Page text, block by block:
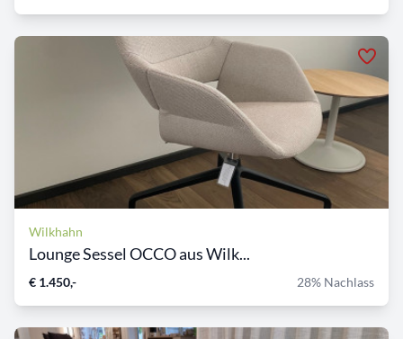
Wilkhahn
Lounge Sessel OCCO aus Wilk...
€ 1.450,- 28% Nachlass